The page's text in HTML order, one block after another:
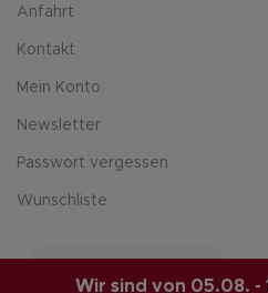
Wir sind von 05.08. -
Anfahrt
Kontakt
Mein Konto
Newsletter
Passwort vergessen
Wunschliste